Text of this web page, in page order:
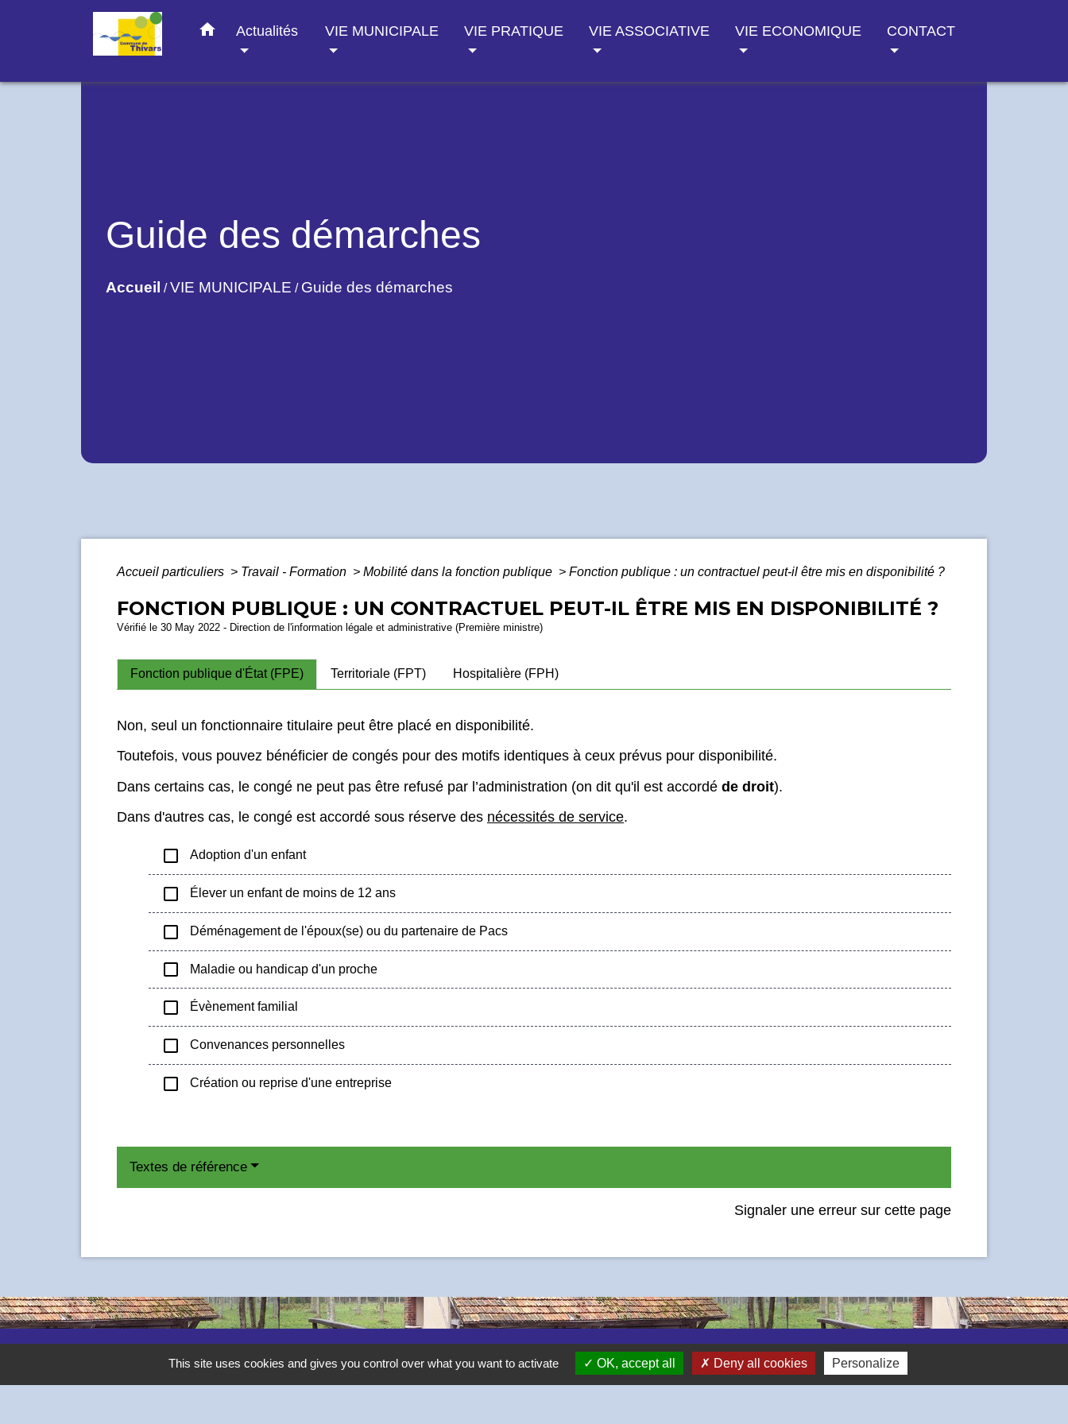
home Actualités VIE MUNICIPALE VIE PRATIQUE VIE ASSOCIATIVE VIE ECONOMIQUE CONTACT
Guide des démarches
Accueil /VIE MUNICIPALE / Guide des démarches
Accueil particuliers > Travail - Formation > Mobilité dans la fonction publique > Fonction publique : un contractuel peut-il être mis en disponibilité ?
FONCTION PUBLIQUE : UN CONTRACTUEL PEUT-IL ÊTRE MIS EN DISPONIBILITÉ ?
Vérifié le 30 May 2022 - Direction de l'information légale et administrative (Première ministre)
Fonction publique d'État (FPE) Territoriale (FPT) Hospitalière (FPH)
Non, seul un fonctionnaire titulaire peut être placé en disponibilité.
Toutefois, vous pouvez bénéficier de congés pour des motifs identiques à ceux prévus pour disponibilité.
Dans certains cas, le congé ne peut pas être refusé par l’administration (on dit qu'il est accordé de droit).
Dans d'autres cas, le congé est accordé sous réserve des nécessités de service.
check_box_outline_blank Adoption d'un enfant
check_box_outline_blank Élever un enfant de moins de 12 ans
check_box_outline_blank Déménagement de l'époux(se) ou du partenaire de Pacs
check_box_outline_blank Maladie ou handicap d'un proche
check_box_outline_blank Évènement familial
check_box_outline_blank Convenances personnelles
check_box_outline_blank Création ou reprise d'une entreprise
Textes de référence
Signaler une erreur sur cette page
ContactsThis site uses cookies and gives you control over what you want to activate OK, accept all Deny all cookies Personalize